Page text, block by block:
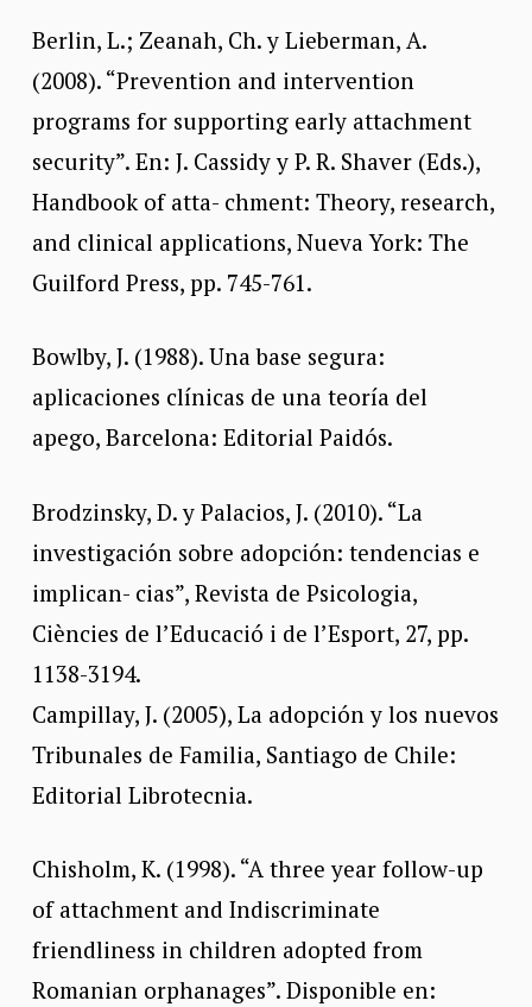
Berlin, L.; Zeanah, Ch. y Lieberman, A.
(2008). “Prevention and intervention
programs for supporting early attachment
security”. En: J. Cassidy y P. R. Shaver (Eds.),
Handbook of atta- chment: Theory, research,
and clinical applications, Nueva York: The
Guilford Press, pp. 745-761.
Bowlby, J. (1988). Una base segura:
aplicaciones clínicas de una teoría del
apego, Barcelona: Editorial Paidós.
Brodzinsky, D. y Palacios, J. (2010). “La
investigación sobre adopción: tendencias e
implican- cias”, Revista de Psicologia,
Ciències de l’Educació i de l’Esport, 27, pp.
1138-3194.
Campillay, J. (2005), La adopción y los nuevos
Tribunales de Familia, Santiago de Chile:
Editorial Librotecnia.
Chisholm, K. (1998). “A three year follow-up
of attachment and Indiscriminate
friendliness in children adopted from
Romanian orphanages”. Disponible en: